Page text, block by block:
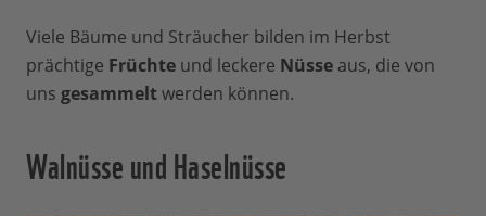
Viele Bäume und Sträucher bilden im Herbst
prächtige Früchte und leckere Nüsse aus, die von
uns gesammeltwerden können.
Walnüsse und Haselnüsse